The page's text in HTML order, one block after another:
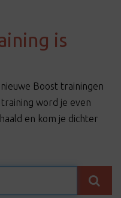
is
Boost trainingen
word je even
en kom je dichter